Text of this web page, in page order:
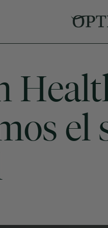
el